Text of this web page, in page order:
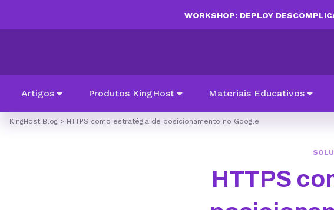
WORKSHOP: DEPLOY
Artigos Produtos KingHost Materiais Educativos
KingHost Blog > HTTPS como estratégia de posicionamento no Google
HTTPS